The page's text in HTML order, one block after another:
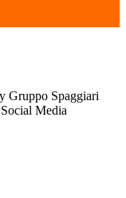
Gruppo Spaggiari
Media